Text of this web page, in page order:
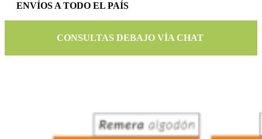
ENVÍOS A TODO EL PAÍS
CONSULTAS DEBAJO VÍA CHAT